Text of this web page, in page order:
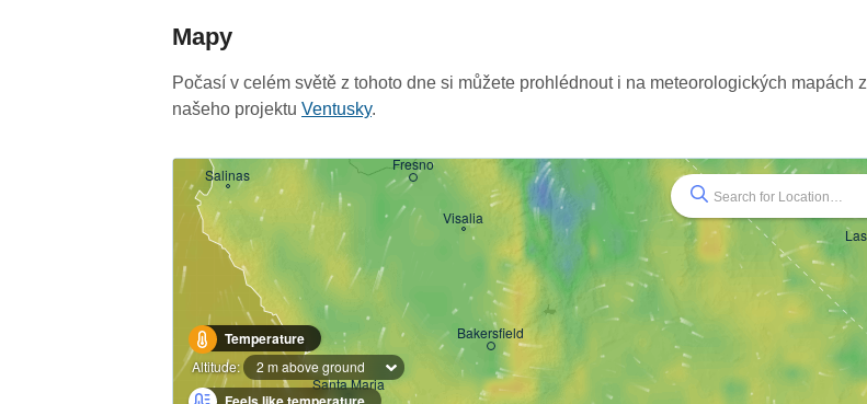
Mapy
Počasí v celém světě z tohoto dne si můžete prohlédnout i na meteorologických mapách z
našeho projektuVentusky.